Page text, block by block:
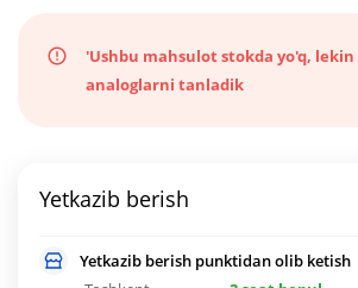
'Ushbu mahsulot stokda yo'q, lekin
analoglarni tanladik
Yetkazib berish
Yetkazib berish punktidan olib ketish